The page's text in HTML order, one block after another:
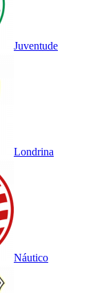
Juventude
Londrina
Náutico